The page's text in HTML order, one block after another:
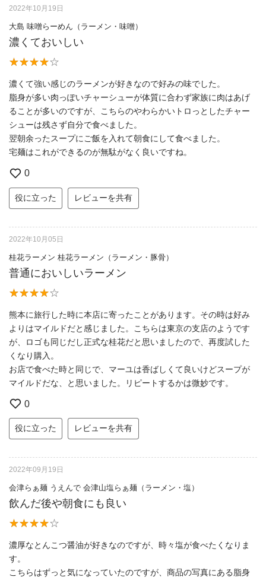
2022年10月19日
大島 味噌らーめん（ラーメン・味噌）
濃くておいしい
濃くて強い感じのラーメンが好きなので好みの味でした。
脂身が多い肉っぽいチャーシューが体質に合わず家族に肉はあげ
ることが多いのですが、こちらのやわらかいトロっとしたチャー
シューは残さず自分で食べました。
翌朝余ったスープにご飯を入れて朝食にして食べました。
宅麺はこれができるのが無駄がなく良いですね。
0
役に立った レビューを共有
2022年10月05日
桂花ラーメン 桂花ラーメン（ラーメン・豚骨）
普通においしいラーメン
熊本に旅行した時に本店に寄ったことがあります。その時は好み
よりはマイルドだと感じました。こちらは東京の支店のようです
が、ロゴも同じだし正式な桂花だと思いましたので、再度試した
くなり購入。
お店で食べた時と同じで、マーユは香ばしくて良いけどスープが
マイルドだな、と思いました。リピートするかは微妙です。
0
役に立った レビューを共有
2022年09月19日
会津らぁ麺 うえんで 会津山塩らぁ麺（ラーメン・塩）
飲んだ後や朝食にも良い
濃厚なとんこつ醤油が好きなのですが、時々塩が食べたくなりま
す。
こちらはずっと気になっていたのですが、商品の写真にある脂身